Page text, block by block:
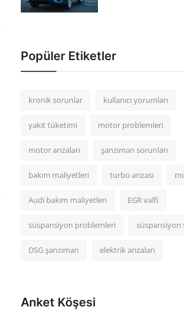
Popüler Etiketler
kronik sorunlar kullanıcı yorumları
yakıt tüketimi motor problemleri
motor arızaları şanzıman sorunları
bakım maliyetleri turbo arızası
Audi bakım maliyetleri EGR valfi
süspansiyon problemleri süspansiyon
DSG şanzıman elektrik arızaları
Anket Köşesi